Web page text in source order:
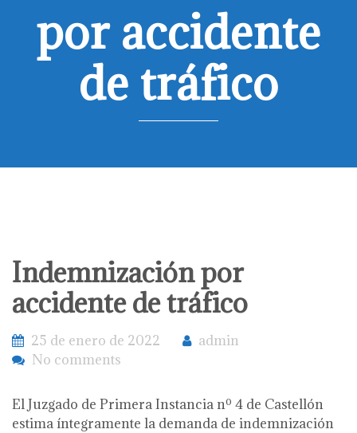
por accidente
de tráfico
Indemnización por
accidente de tráfico
25 de enero de 2022
admin
No comments
El Juzgado de Primera Instancia nº 4 de Castellón
estima íntegramente la demanda de indemnización